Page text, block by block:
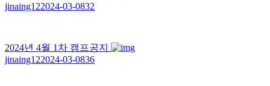
jinaing122024-03-0832
2024년 4월 1차 캠프공지
jinaing122024-03-0836